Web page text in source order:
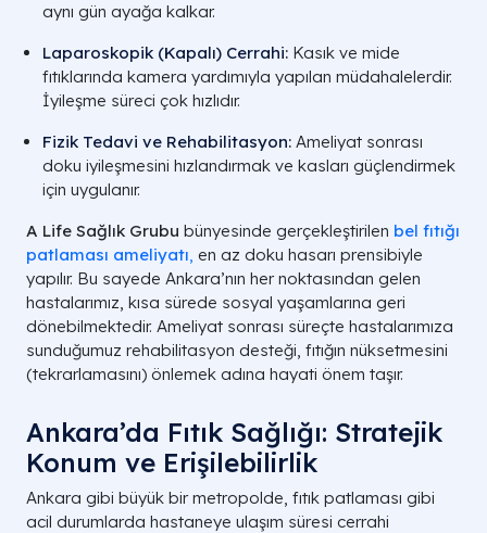
aynı gün ayağa kalkar.
Laparoskopik (Kapalı) Cerrahi: Kasık ve mide
fıtıklarında kamera yardımıyla yapılan müdahalelerdir.
İyileşme süreci çok hızlıdır.
Fizik Tedavi ve Rehabilitasyon: Ameliyat sonrası
doku iyileşmesini hızlandırmak ve kasları güçlendirmek
için uygulanır.
A Life Sağlık Grubu bünyesinde gerçekleştirilen bel fıtığı
patlaması ameliyatı, en az doku hasarı prensibiyle
yapılır. Bu sayede Ankara’nın her noktasından gelen
hastalarımız, kısa sürede sosyal yaşamlarına geri
dönebilmektedir. Ameliyat sonrası süreçte hastalarımıza
sunduğumuz rehabilitasyon desteği, fıtığın nüksetmesini
(tekrarlamasını) önlemek adına hayati önem taşır.
Ankara’da Fıtık Sağlığı: Stratejik
Konum ve Erişilebilirlik
Ankara gibi büyük bir metropolde, fıtık patlaması gibi
acil durumlarda hastaneye ulaşım süresi cerrahi